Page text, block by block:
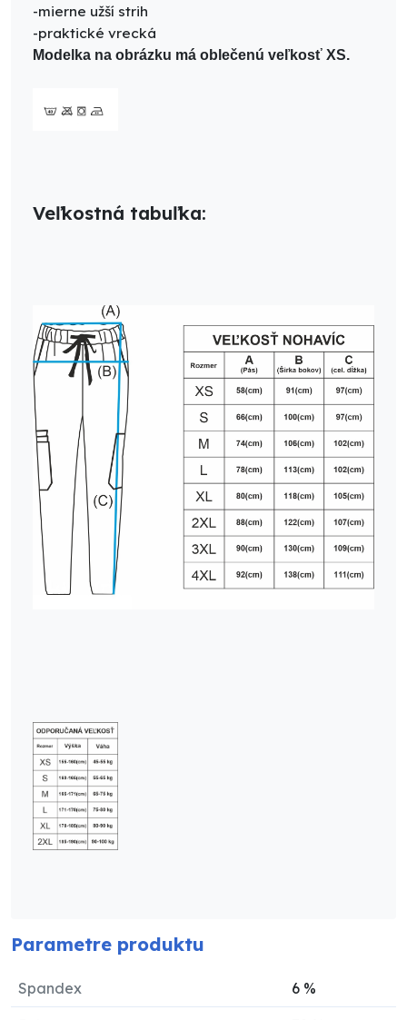
-mierne užší strih
-praktické vrecká
Modelka na obrázku má oblečenú veľkosť XS.
Veľkostná tabuľka:
Parametre produktu
Spandex 6 %